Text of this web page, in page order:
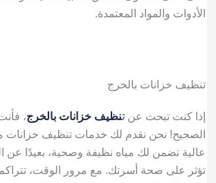
الأدوات والمواد المعتمدة.
تنظيف خزانات بالخرج
إذا كنت تبحث عنتنظيف خزانات بالخرج،
الصحيح! نحن نقدم لك خدمات تنظيف خزانات
عالية تضمن لك مياه نظيفة وصحية، بعيدًا عن
تؤثر على صحة أسرتك. مع مرور الوقت، تتراكم